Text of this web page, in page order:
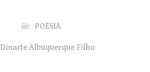
POESIA
Dinarte Albuquerque Filho